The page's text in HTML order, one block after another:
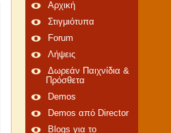
Αρχική
Στιγμιότυπα
Forum
Λήψεις
Δωρεάν Παιχνίδια &
Πρόσθετα
Demos
Demos από Director
Blogs για το